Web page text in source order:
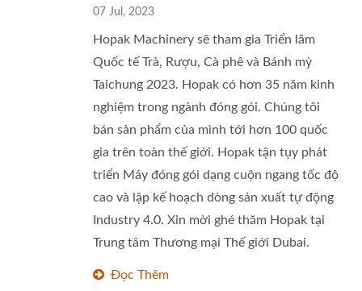
07 Jul, 2023
Hopak Machinery sẽ tham gia Triển lãm
Quốc tế Trà, Rượu, Cà phê và Bánh mỳ
Taichung 2023. Hopak có hơn 35 năm kinh
nghiệm trong ngành đóng gói. Chúng tôi
bán sản phẩm của mình tới hơn 100 quốc
gia trên toàn thế giới. Hopak tận tụy phát
triển Máy đóng gói dạng cuộn ngang tốc độ
cao và lập kế hoạch dòng sản xuất tự động
Industry 4.0. Xin mời ghé thăm Hopak tại
Trung tâm Thương mại Thế giới Dubai.
Đọc Thêm